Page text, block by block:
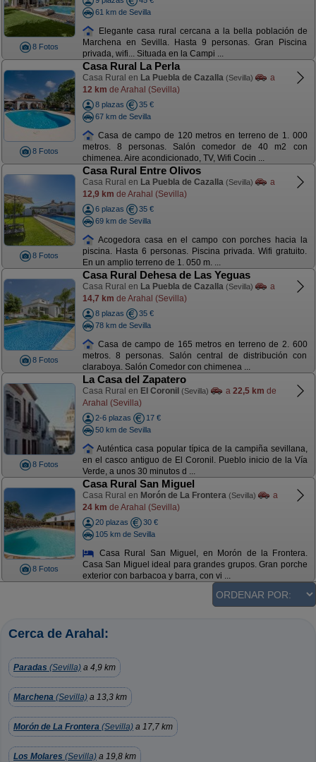
8 Fotos
61 km de Sevilla
Elegante casa rural cercana a la bella población de
Marchena en Sevilla. Hasta 9 personas. Gran Piscina
privada, wifi... Situada en la Campi ...
8 Fotos
Casa Rural La Perla
Casa Rural en La Puebla de Cazalla (Sevilla)
a
12 km de Arahal (Sevilla)
8 plazas
35 €
67 km de Sevilla
Casa de campo de 120 metros en terreno de 1. 000
metros. 8 personas. Salón comedor de 40 m2 con
chimenea. Aire acondicionado, TV, Wifi Cocin ...
8 Fotos
Casa Rural Entre Olivos
Casa Rural en La Puebla de Cazalla (Sevilla)
a
12,9 km de Arahal (Sevilla)
6 plazas
35 €
69 km de Sevilla
Acogedora casa en el campo con porches hacia la
piscina. Hasta 6 personas. Piscina privada. Wifi gratuito.
En un amplio terreno de 1. 050 m. ...
8 Fotos
Casa Rural Dehesa de Las Yeguas
Casa Rural en La Puebla de Cazalla (Sevilla)
a
14,7 km de Arahal (Sevilla)
8 plazas
35 €
78 km de Sevilla
Casa de campo de 165 metros en terreno de 2. 600
metros. 8 personas. Salón central de distribución con
claraboya. Salón Comedor con chimenea ...
8 Fotos
La Casa del Zapatero
Casa Rural en El Coronil (Sevilla) a 22,5 km de
Arahal (Sevilla)
2-6 plazas
17 €
50 km de Sevilla
Auténtica casa popular típica de la campiña sevillana,
en el casco antiguo de El Coronil. Pueblo inicio de la Vía
Verde, a unos 30 minutos d ...
8 Fotos
Casa Rural San Miguel
Casa Rural en Morón de La Frontera (Sevilla)
a
24 km de Arahal (Sevilla)
20 plazas
30 €
105 km de Sevilla
Casa Rural San Miguel, en Morón de la Frontera.
Casa San Miguel ideal para grandes grupos. Gran porche
exterior con barbacoa y barra, con vi ...
Cerca de Arahal:
Paradas (Sevilla) a 4,9 km
Marchena (Sevilla) a 13,3 km
Morón de La Frontera (Sevilla) a 17,7 km
Los Molares (Sevilla) a 19,8 km